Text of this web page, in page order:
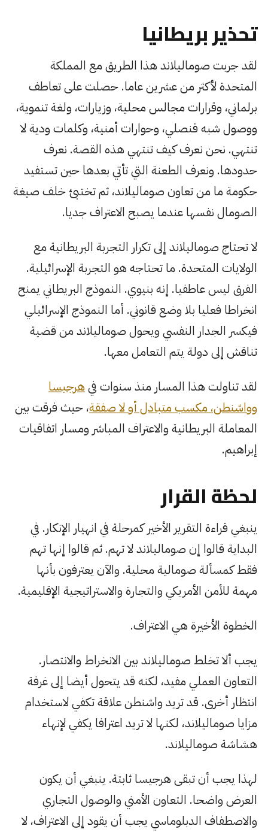
تحذير بريطانيا
لقد جربت صوماليلاند هذا الطريق مع المملكة
المتحدة لأكثر من عشرين عاما. حصلت على تعاطف
برلماني، وقرارات مجالس محلية، وزيارات، ولغة تنموية،
ووصول شبه قنصلي، وحوارات أمنية، وكلمات ودية لا
تنتهي. نحن نعرف كيف تنتهي هذه القصة. نعرف
حدودها. ونعرف الطعنة التي تأتي بعدها حين تستفيد
حكومة ما من تعاون صوماليلاند، ثم تختبئ خلف صيغة
الصومال نفسها عندما يصبح الاعتراف جديا.
لا تحتاج صوماليلاند إلى تكرار التجربة البريطانية مع
الولايات المتحدة. ما تحتاجه هو التجربة الإسرائيلية.
الفرق ليس عاطفيا. إنه بنيوي. النموذج البريطاني يمنح
انخراطا فعليا بلا وضع قانوني. أما النموذج الإسرائيلي
فيكسر الجدار النفسي ويحول صوماليلاند من قضية
تناقش إلى دولة يتم التعامل معها.
لقد تناولت هذا المسار منذ سنوات فيهرجيسا
وواشنطن، مكسب متبادل أو لا صفقة، حيث فرقت بين
المعاملة البريطانية والاعتراف المباشر ومسار اتفاقيات
إبراهيم.
لحظة القرار
ينبغي قراءة التقرير الأخير كمرحلة في انهيار الإنكار. في
البداية قالوا إن صوماليلاند لا تهم. ثم قالوا إنها تهم
فقط كمسألة صومالية محلية. والآن يعترفون بأنها
مهمة للأمن الأمريكي والتجارة والاستراتيجية الإقليمية.
الخطوة الأخيرة هي الاعتراف.
يجب ألا تخلط صوماليلاند بين الانخراط والانتصار.
التعاون العملي مفيد، لكنه قد يتحول أيضا إلى غرفة
انتظار أخرى. قد تريد واشنطن علاقة تكفي لاستخدام
مزايا صوماليلاند، لكنها لا تريد اعترافا يكفي لإنهاء
هشاشة صوماليلاند.
لهذا يجب أن تبقى هرجيسا ثابتة. ينبغي أن يكون
العرض واضحا. التعاون الأمني والوصول التجاري
والاصطفاف الدبلوماسي يجب أن يقود إلى الاعتراف، لا